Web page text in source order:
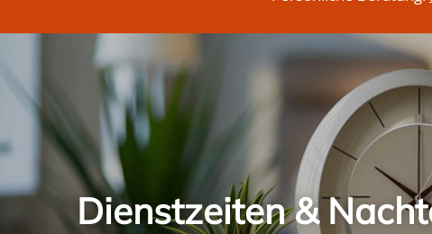
Dienstzeiten &